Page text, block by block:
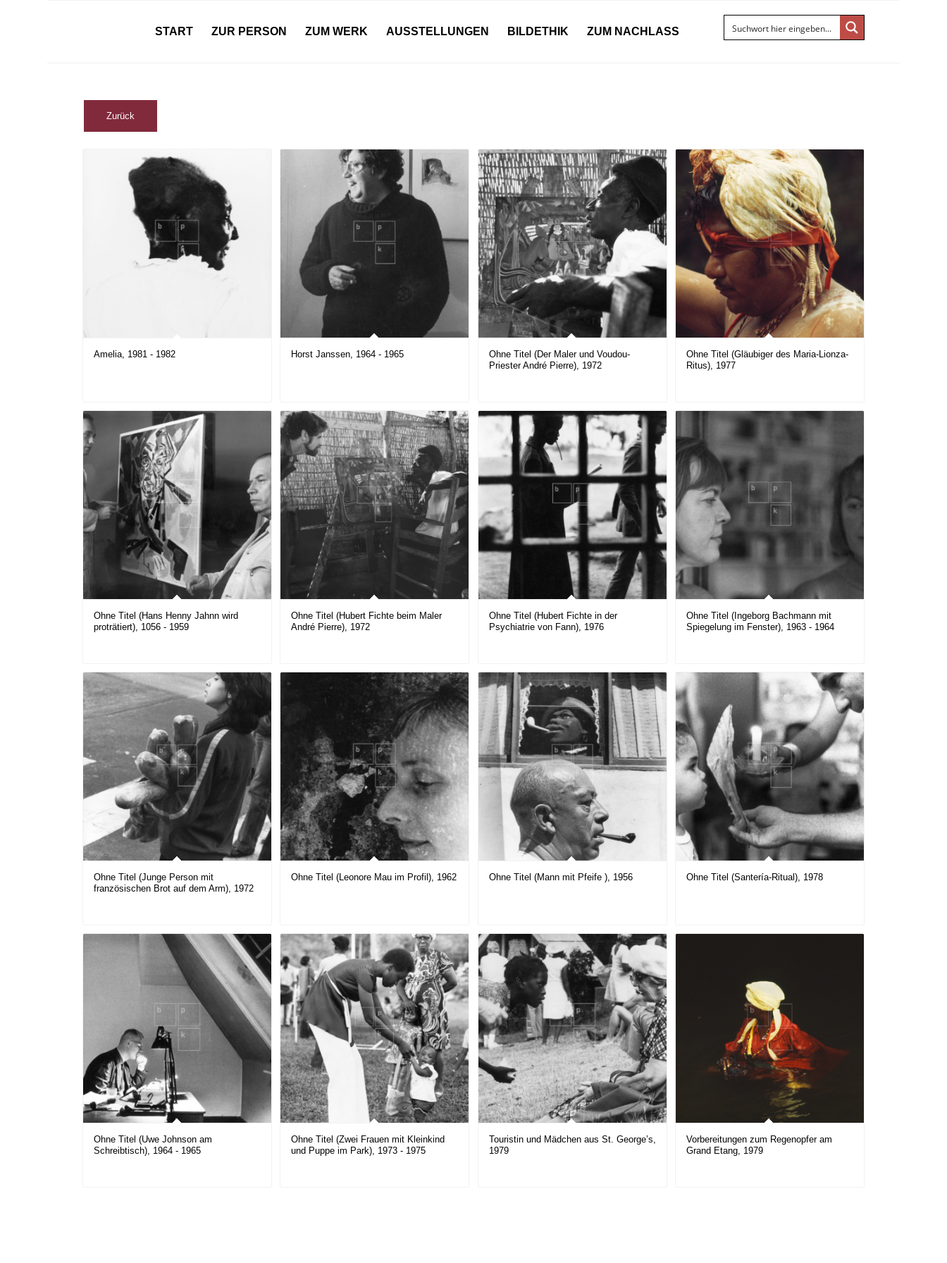
START ZUR PERSON ZUM WERK AUSSTELLUNGEN BILDETHIK ZUM NACHLASS
Amelia, 1981 - 1982 Horst Janssen, 1964 - 1965
Ohne Titel (Der Maler und Voudou-
Priester André Pierre), 1972
Ohne Titel (Gläubiger des Maria-Lionza-
Ritus), 1977
Ohne Titel (Hans Henny Jahnn wird
proträtiert), 1056 - 1959
Ohne Titel (Hubert Fichte beim Maler
André Pierre), 1972
Ohne Titel (Hubert Fichte in der
Psychiatrie von Fann), 1976
Ohne Titel (Ingeborg Bachmann mit
Spiegelung im Fenster), 1963 - 1964
Ohne Titel (Junge Person mit
französischen Brot auf dem Arm), 1972
Ohne Titel (Leonore Mau im Profil), 1962 Ohne Titel (Mann mit Pfeife ), 1956 Ohne Titel (Santería-Ritual), 1978
Ohne Titel (Uwe Johnson am
Schreibtisch), 1964 - 1965
Ohne Titel (Zwei Frauen mit Kleinkind
und Puppe im Park), 1973 - 1975
Touristin und Mädchen aus St. George’s,
1979
Vorbereitungen zum Regenopfer am
Grand Etang, 1979